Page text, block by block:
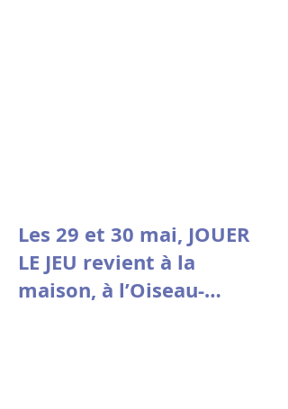
Les 29 et 30 mai, JOUER
LE JEU revient à la
maison, à l’Oiseau-